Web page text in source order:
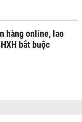
hàng online, lao
bắt buộc